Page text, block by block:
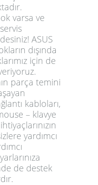
varsa ve
ASUS
dışında
için de
parça temini
kabloları,
– klavye
yardımcı
de destek